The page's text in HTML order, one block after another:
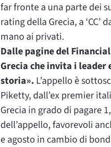
far fronte a una parte dei
rating della Grecia, a ‘CC’
mano ai privati.
Dalle pagine del
Grecia che invita i
storia». L’appello è
Piketty, dall’ex premier
Grecia in grado di pagare
dell’appello, favorevoli
e agosto in cambio di